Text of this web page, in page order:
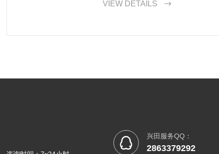
VIEW DETAILS 
 兴田服务QQ：
2863379292